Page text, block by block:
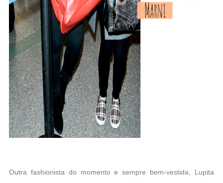
Outra fashionista do momento e sempre bem-vestida, Lupita